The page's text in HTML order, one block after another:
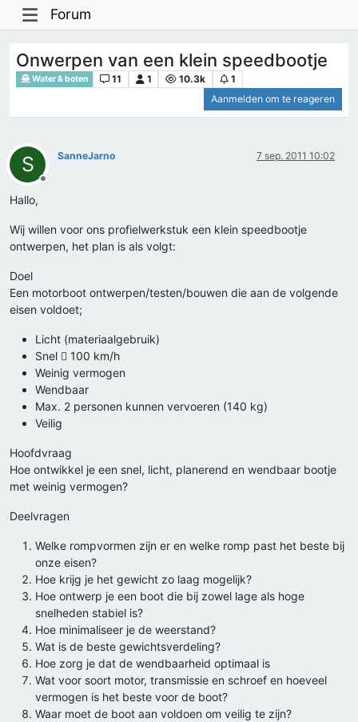
Forum
Onwerpen van een klein speedbootje
Water & boten 11 1 10.3k
1
Aanmelden om te reageren
S
Offline
SanneJarno 7 sep. 2011 10:02
Hallo,
Wij willen voor ons profielwerkstuk een klein speedbootje
ontwerpen, het plan is als volgt:
Doel
Een motorboot ontwerpen/testen/bouwen die aan de volgende
eisen voldoet;
Licht (materiaalgebruik)
Snel  100 km/h
Weinig vermogen
Wendbaar
Max. 2 personen kunnen vervoeren (140 kg)
Veilig
Hoofdvraag
Hoe ontwikkel je een snel, licht, planerend en wendbaar bootje
met weinig vermogen?
Deelvragen
Welke rompvormen zijn er en welke romp past het beste bij
onze eisen?
Hoe krijg je het gewicht zo laag mogelijk?
Hoe ontwerp je een boot die bij zowel lage als hoge
snelheden stabiel is?
Hoe minimaliseer je de weerstand?
Wat is de beste gewichtsverdeling?
Hoe zorg je dat de wendbaarheid optimaal is
Wat voor soort motor, transmissie en schroef en hoeveel
vermogen is het beste voor de boot?
Waar moet de boot aan voldoen om veilig te zijn?